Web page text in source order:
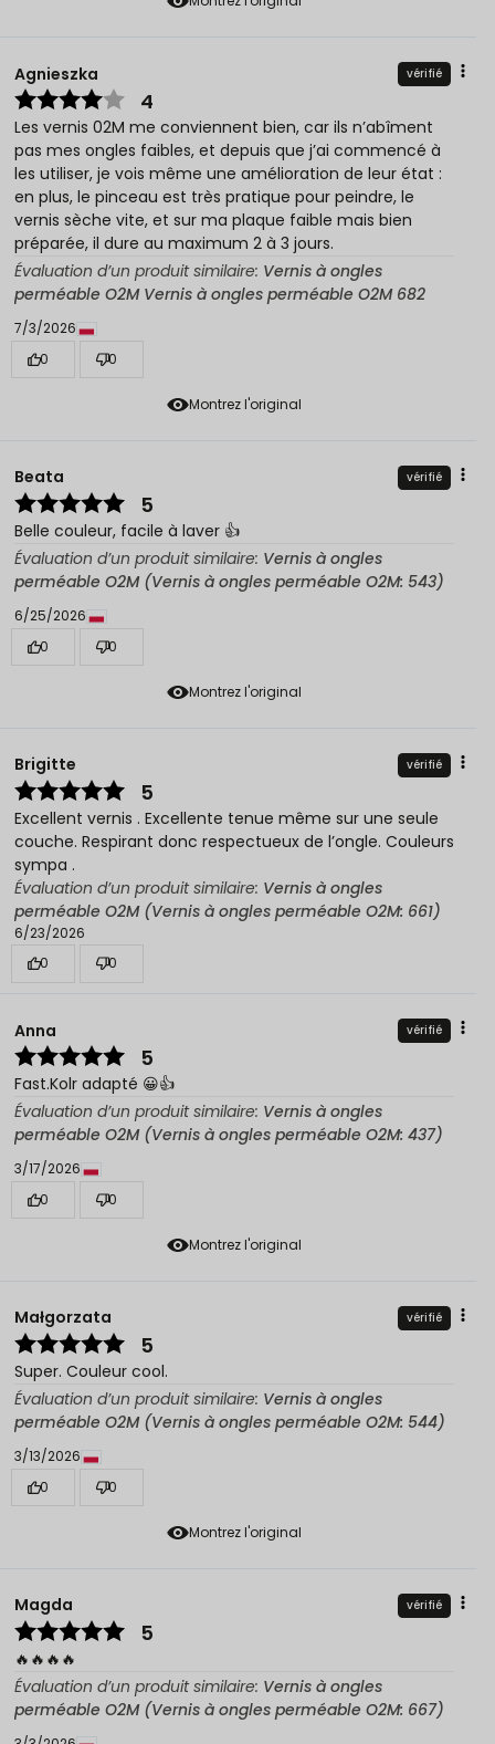
Montrez l'original
Agnieszka vérifié
4
Les vernis 02M me conviennent bien, car ils n’abîment
pas mes ongles faibles, et depuis que j’ai commencé à
les utiliser, je vois même une amélioration de leur état :
en plus, le pinceau est très pratique pour peindre, le
vernis sèche vite, et sur ma plaque faible mais bien
préparée, il dure au maximum 2 à 3 jours.
Évaluation d’un produit similaire: Vernis à ongles
perméable O2M Vernis à ongles perméable O2M 682
7/3/2026
0
0
Montrez l'original
Beata vérifié
5
Belle couleur, facile à laver 👍️
Évaluation d’un produit similaire: Vernis à ongles
perméable O2M (Vernis à ongles perméable O2M: 543)
6/25/2026
0
0
Brigitte vérifié
5
Excellent vernis . Excellente tenue même sur une seule
couche. Respirant donc respectueux de l’ongle. Couleurs
sympa .
Évaluation d’un produit similaire: Vernis à ongles
perméable O2M (Vernis à ongles perméable O2M: 661)
6/23/2026
0
0
Montrez l'original
Anna vérifié
5
Fast.Kolr adapté 😀👍️
Évaluation d’un produit similaire: Vernis à ongles
perméable O2M (Vernis à ongles perméable O2M: 437)
3/17/2026
0
0
Montrez l'original
Małgorzata vérifié
5
Super. Couleur cool.
Évaluation d’un produit similaire: Vernis à ongles
perméable O2M (Vernis à ongles perméable O2M: 544)
3/13/2026
0
0
Magda vérifié
5
🔥🔥🔥🔥
Évaluation d’un produit similaire: Vernis à ongles
perméable O2M (Vernis à ongles perméable O2M: 667)